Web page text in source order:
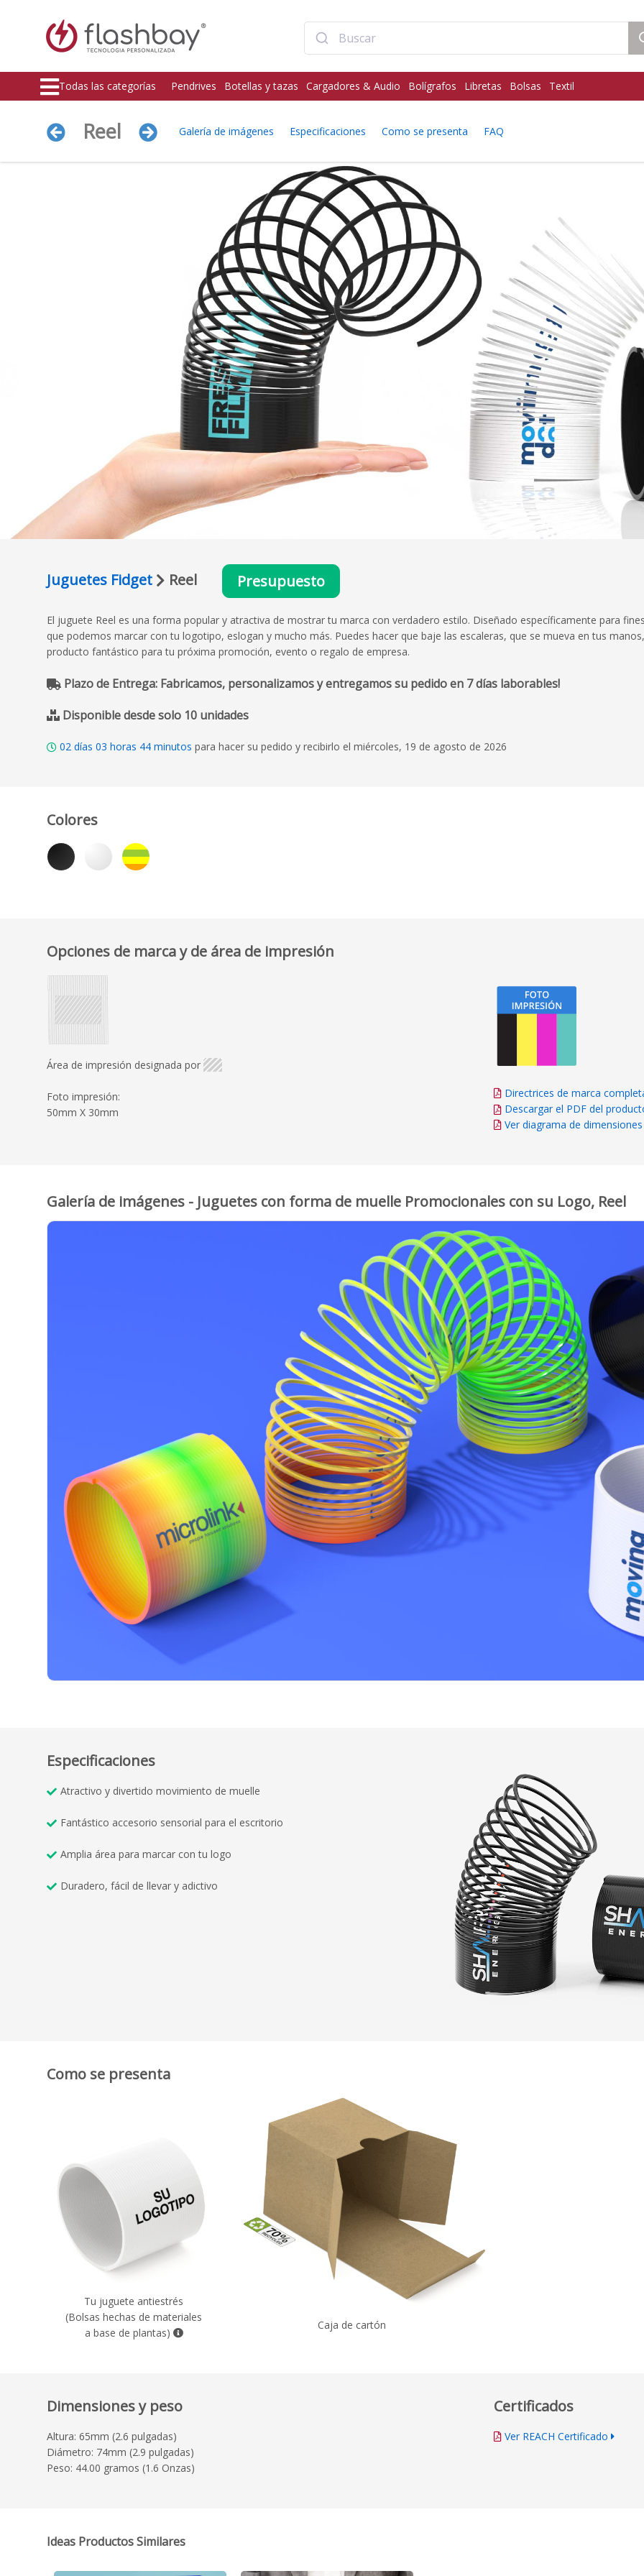
Todas las categorías Pendrives Botellas y tazas Cargadores & Audio Bolígrafos Libretas Bolsas Textil
Reel Galería de imágenes Especificaciones Como se presenta FAQ
Juguetes Fidget Reel Presupuesto
El juguete Reel es una forma popular y atractiva de mostrar tu marca con verdadero estilo. Diseñado específicamente para
que podemos marcar con tu logotipo, eslogan y mucho más. Puedes hacer que baje las escaleras, que se mueva en tus
producto fantástico para tu próxima promoción, evento o regalo de empresa.
Plazo de Entrega: Fabricamos, personalizamos y entregamos su pedido en 7 días laborables!
Disponible desde solo 10 unidades
02 días 03 horas 44 minutos para hacer su pedido y recibirlo el miércoles, 19 de agosto de 2026
Colores
Opciones de marca y de área de impresión
Área de impresión designada por
Foto impresión:
50mm X 30mm
Directrices de marca
Descargar el PDF del
Ver diagrama de dimensiones
Galería de imágenes - Juguetes con forma de muelle Promocionales con su Logo, Reel
Especificaciones
Atractivo y divertido movimiento de muelle
Fantástico accesorio sensorial para el escritorio
Amplia área para marcar con tu logo
Duradero, fácil de llevar y adictivo
Como se presenta
Tu juguete antiestrés
(Bolsas hechas de materiales
a base de plantas)
Caja de cartón
Dimensiones y peso
Altura: 65mm (2.6 pulgadas)
Diámetro: 74mm (2.9 pulgadas)
Peso: 44.00 gramos (1.6 Onzas)
Certificados
Ver REACH Certificado
Ideas Productos Similares